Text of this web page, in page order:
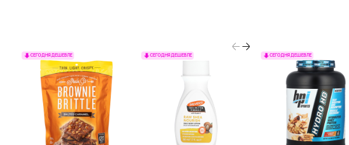
СЕГОДНЯ ДЕШЕВЛЕ СЕГОДНЯ ДЕШЕВЛЕ СЕГОДНЯ ДЕШЕВЛЕ